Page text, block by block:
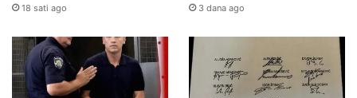
18 sati ago 3 dana ago